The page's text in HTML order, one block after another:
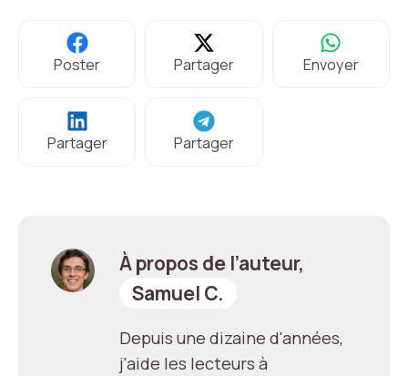
Poster Partager Envoyer
Partager Partager
À propos de l’auteur,
Samuel C.
Depuis une dizaine d'années,
j'aide les lecteurs à